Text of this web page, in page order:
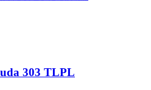
303 TLPL